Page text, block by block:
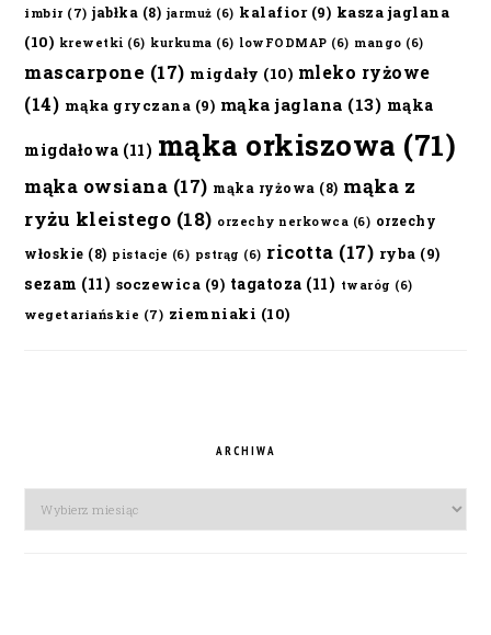
imbir (7) jabłka (8) jarmuż (6) kalafior(9) kasza jaglana
(10) krewetki (6) kurkuma (6) lowFODMAP (6) mango (6)
mascarpone (17) migdały (10) mleko ryżowe
(14) mąka gryczana (9) mąka jaglana (13) mąka
migdałowa (11) mąka orkiszowa (71)
mąka owsiana (17) mąka ryżowa (8) mąka z
ryżu kleistego (18) orzechy nerkowca (6) orzechy
włoskie (8) pistacje (6) pstrąg (6) ricotta (17) ryba (9)
sezam (11) soczewica (9) tagatoza (11) twaróg (6)
wegetariańskie (7) ziemniaki (10)
ARCHIWA
Archiwa